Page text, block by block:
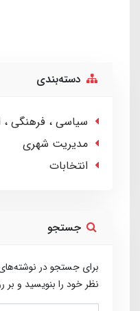
دسته‌بندی
سیاسی ، فرهنگی ،
مدیریت شهری
انتخابات
جستجو
برای جستجو در
نظر خود را بنویسید و بر